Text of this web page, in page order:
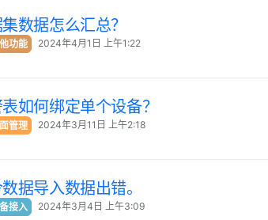
数据怎么汇总？
功能 2024年4月1日 上午1:22
如何绑定单个设备？
管理 2024年3月11日 上午2:18
据导入数据出错。
接入 2024年3月4日 上午3:09